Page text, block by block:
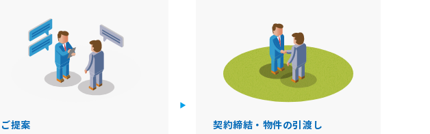
ご提案 契約締結・物件の引渡し